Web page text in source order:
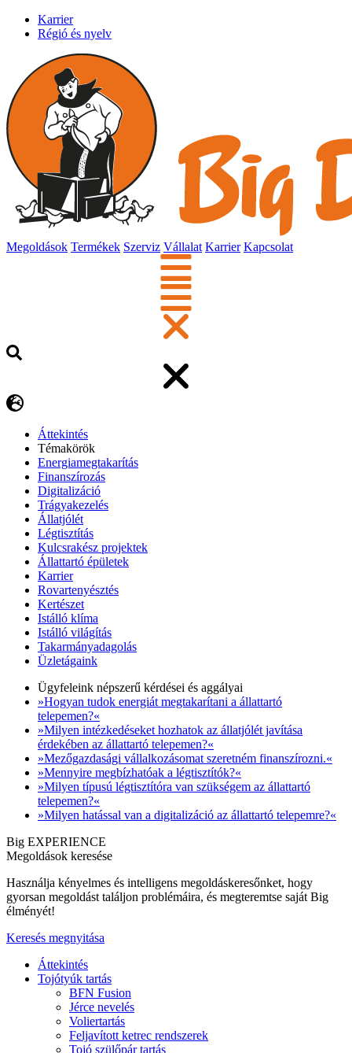
Karrier
Régió és nyelv
Megoldások Termékek Szerviz Vállalat Karrier Kapcsolat
Áttekintés
Témakörök
Energiamegtakarítás
Finanszírozás
Digitalizáció
Trágyakezelés
Állatjólét
Légtisztítás
Kulcsrakész projektek
Állattartó épületek
Karrier
Rovartenyésztés
Kertészet
Istálló klíma
Istálló világítás
Takarmányadagolás
Üzletágaink
Ügyfeleink népszerű kérdései és aggályai
»Hogyan tudok energiát megtakarítani a állattartó
telepemen?«
»Milyen intézkedéseket hozhatok az állatjólét javítása
érdekében az állattartó telepemen?«
»Mezőgazdasági vállalkozásomat szeretném finanszírozni.«
»Mennyire megbízhatóak a légtisztítók?«
»Milyen típusú légtisztítóra van szükségem az állattartó
telepemen?«
»Milyen hatással van a digitalizáció az állattartó telepemre?«
Big EXPERIENCE
Megoldások keresése
Használja kényelmes és intelligens megoldáskeresőnket, hogy
gyorsan megoldást találjon problémáira, és megteremtse saját Big
élményét!
Keresés megnyitása
Áttekintés
Tojótyúk tartás
BFN Fusion
Jérce nevelés
Voliertartás
Feljavított ketrec rendszerek
Tojó szülőpár tartás